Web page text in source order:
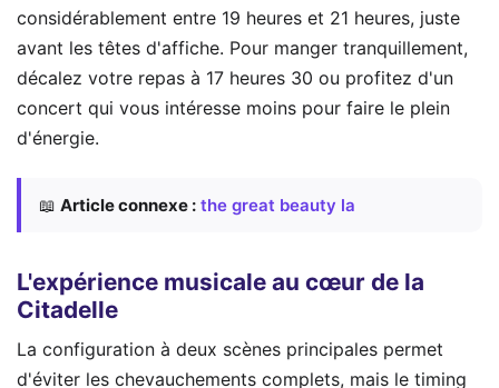
considérablement entre 19 heures et 21 heures, juste
avant les têtes d'affiche. Pour manger tranquillement,
décalez votre repas à 17 heures 30 ou profitez d'un
concert qui vous intéresse moins pour faire le plein
d'énergie.
📖 Article connexe : the great beauty la
L'expérience musicale au cœur de la
Citadelle
La configuration à deux scènes principales permet
d'éviter les chevauchements complets, mais le timing